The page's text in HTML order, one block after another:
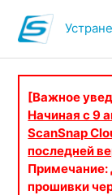
[Важное
Начиная с 9
ScanSnap
последней
Примечание:
прошивки